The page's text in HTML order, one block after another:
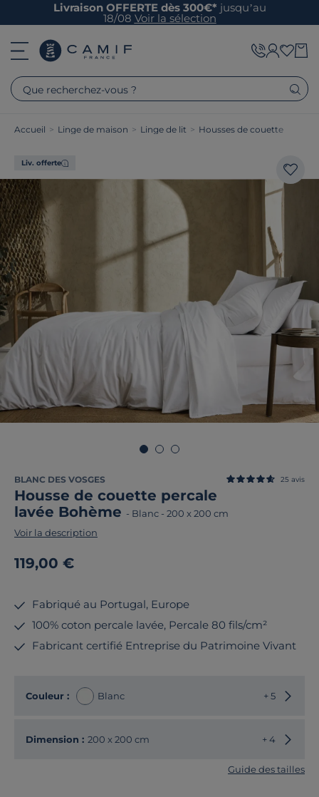
Livraison OFFERTE dès 300€* jusqu’au
18/08 Voir la sélection
Que recherchez-vous ?
Accueil > Linge de maison > Linge de lit > Housses de couette
Liv. offerte
BLANC DES VOSGES
Housse de couette percale
lavée Bohème - Blanc - 200 x 200 cm
25 avis
Voir la description
119,00 €
Fabriqué au Portugal, Europe
100% coton percale lavée, Percale 80 fils/cm²
Fabricant certifié Entreprise du Patrimoine Vivant
Couleur : Blanc + 5
Dimension : 200 x 200 cm + 4
Guide des tailles